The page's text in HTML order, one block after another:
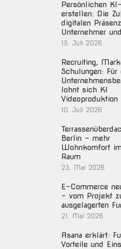
Persönlichen
erstellen: Die
digitalen
Unternehmer
15. Juli 2026
Recruiting,
Schulungen: Für
lohnt sich KI
Videoproduktion
10. Juli 2026
Berlin – mehr
Wohnkomfort
Raum
23. Mai 2026
E-Commerce
– vom Projekt
ausgelagerten
21. Mai 2026
Asana erklärt:
Vorteile und